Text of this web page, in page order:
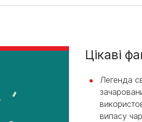
Цікаві
Легенда
випасу